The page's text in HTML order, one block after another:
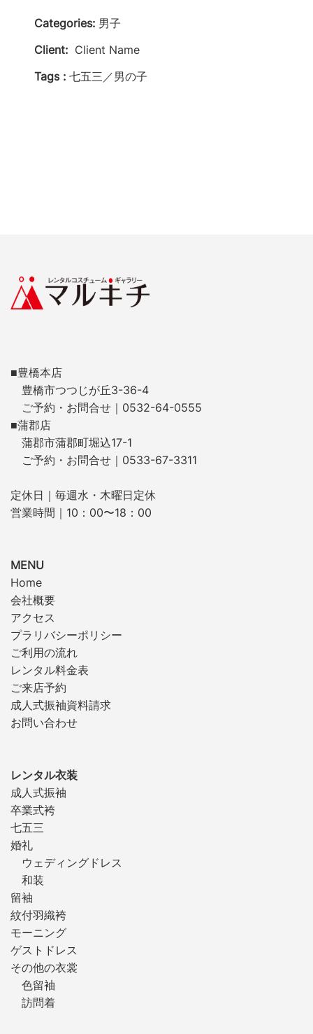
Categories: 男子
Client: Client Name
Tags : 七五三／男の子
■豊橋本店
豊橋市つつじが丘3-36-4
ご予約・お問合せ｜0532-64-0555
■蒲郡店
蒲郡市蒲郡町堀込17-1
ご予約・お問合せ｜0533-67-3311
定休日｜毎週水・木曜日定休
営業時間｜10：00〜18：00
MENU
Home
会社概要
アクセス
プラリバシーポリシー
ご利用の流れ
レンタル料金表
ご来店予約
成人式振袖資料請求
お問い合わせ
レンタル衣装
成人式振袖
卒業式袴
七五三
婚礼
ウェディングドレス
和装
留袖
紋付羽織袴
モーニング
ゲストドレス
その他の衣裳
色留袖
訪問着